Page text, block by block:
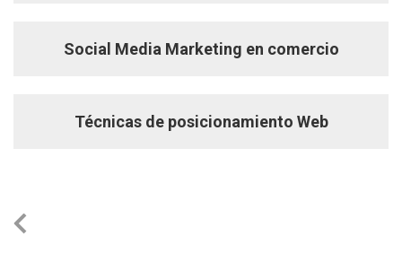
Social Media Marketing en comercio
Técnicas de posicionamiento Web